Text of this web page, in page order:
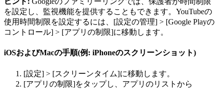
を設定し、監視機能を提供することもできます。YouTubeの
使用時間制限を設定するには、[設定の管理] > [Google Playの
コントロール] > [アプリの制限]に移動します。
iOSおよびMacの手順(例: iPhoneのスクリーンショット)
[設定] > [スクリーンタイム]に移動します。
[アプリの制限]をタップし、アプリのリストから